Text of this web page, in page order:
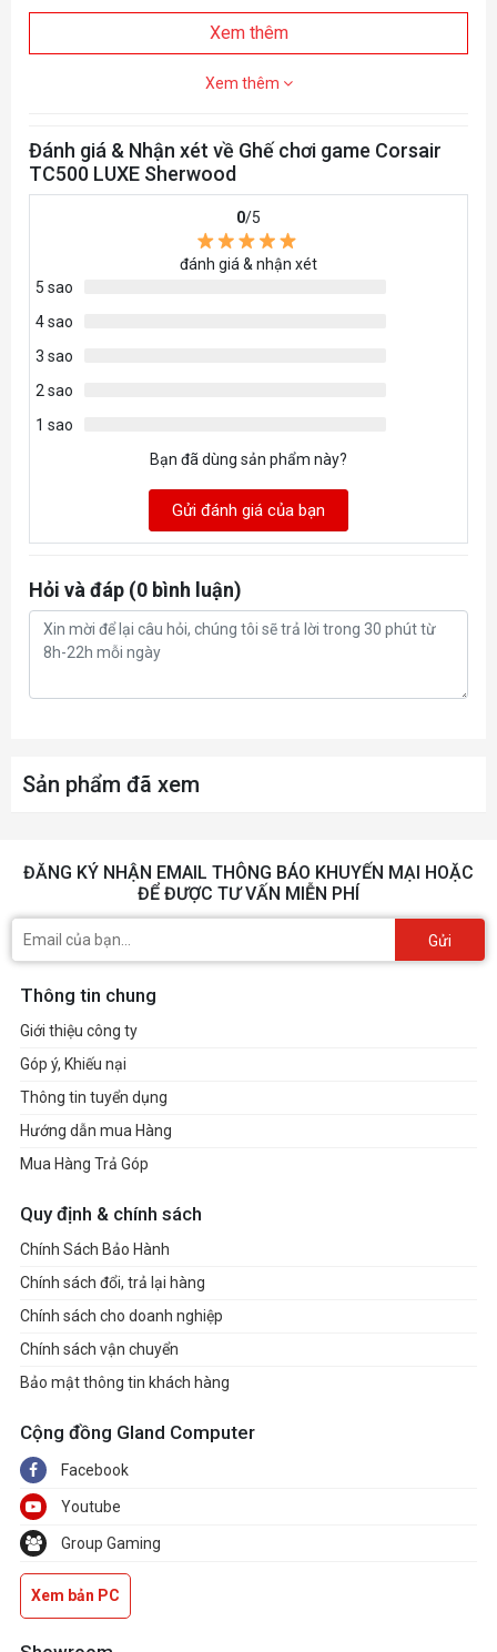
Góc nghiêng có thể điều chỉnh
Gas Lift
Xem thêm
Xem thêm
Đánh giá & Nhận xét về Ghế chơi game Corsair
TC500 LUXE Sherwood
0/5
đánh giá & nhận xét
5 sao
4 sao
3 sao
2 sao
1 sao
Bạn đã dùng sản phẩm này?
Gửi đánh giá của bạn
Hỏi và đáp (0 bình luận)
Sản phẩm đã xem
ĐĂNG KÝ NHẬN EMAIL THÔNG BÁO KHUYẾN MẠI HOẶC
ĐỂ ĐƯỢC TƯ VẤN MIỄN PHÍ
Gửi
Thông tin chung
Giới thiệu công ty
Góp ý, Khiếu nại
Thông tin tuyển dụng
Hướng dẫn mua Hàng
Mua Hàng Trả Góp
Quy định & chính sách
Chính Sách Bảo Hành
Chính sách đổi, trả lại hàng
Chính sách cho doanh nghiệp
Chính sách vận chuyển
Bảo mật thông tin khách hàng
Cộng đồng Gland Computer
Facebook
Youtube
Group Gaming
Xem bản PC